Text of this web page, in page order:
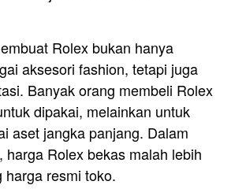
Rolex bukan hanya
aksesori fashion, tetapi juga
Banyak orang membeli Rolex
dipakai, melainkan untuk
aset jangka panjang. Dalam
harga Rolex bekas malah lebih
harga resmi toko.